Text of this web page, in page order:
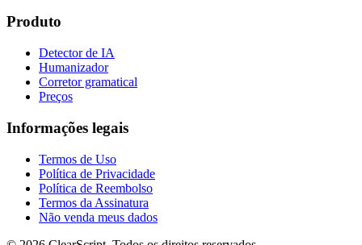
Produto
Detector de IA
Humanizador
Corretor gramatical
Preços
Informações legais
Termos de Uso
Política de Privacidade
Política de Reembolso
Termos da Assinatura
Não venda meus dados